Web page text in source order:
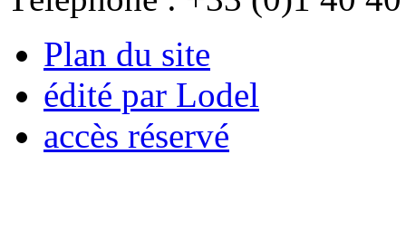
Plan du site
édité par Lodel
accès réservé